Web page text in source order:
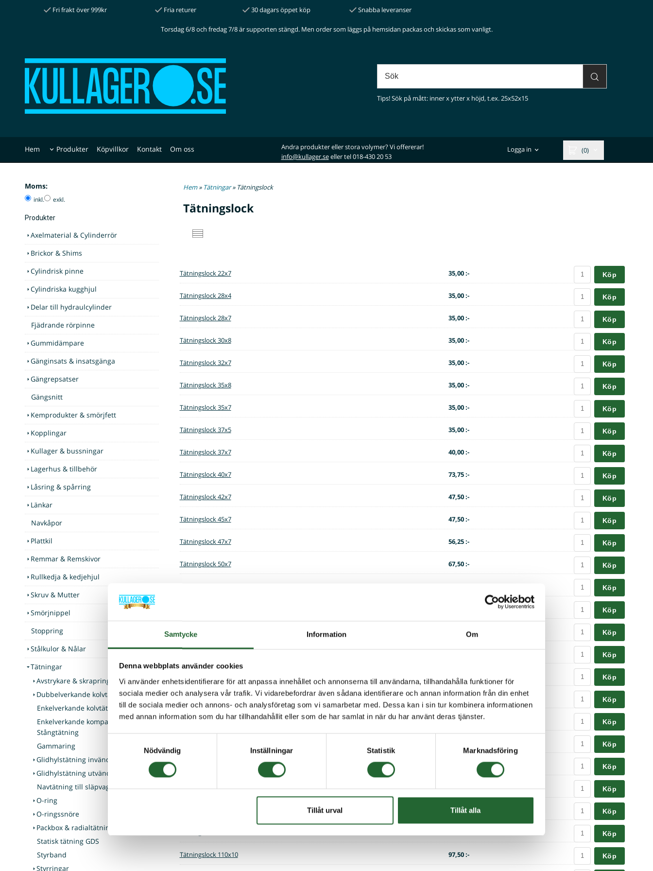
Samtycke Information Om
Denna webbplats använder cookies
Vi använder enhetsidentifierare för att anpassa innehållet och annonserna till användarna, tillhandahålla funktioner för
sociala medier och analysera vår trafik. Vi vidarebefordrar även sådana identifierare och annan information från din enhet
till de sociala medier och annons- och analysföretag som vi samarbetar med. Dessa kan i sin tur kombinera informationen
med annan information som du har tillhandahållit eller som de har samlat in när du har använt deras tjänster.
Nödvändig
Inställningar Statistik Marknadsföring
Tillåt urval Tillåt alla
Fri frakt över 999kr Fria returer 30 dagars öppet köp Snabba leveranser
Torsdag 6/8 och fredag 7/8 är supporten stängd. Men order som läggs på hemsidan packas och skickas som vanligt.
Tips! Sök på mått: inner x ytter x höjd, t.ex. 25x52x15
Hem Produkter Köpvillkor Kontakt Om oss
Andra produkter eller stora volymer? Vi offererar!
info@kullager.seeller tel 018-430 20 53
Logga in (0)
Moms:
inkl. exkl.
Produkter
Axelmaterial & Cylinderrör
Brickor & Shims
Cylindrisk pinne
Cylindriska kugghjul
Delar till hydraulcylinder
Fjädrande rörpinne
Gummidämpare
Gänginsats & insatsgänga
Gängrepsatser
Gängsnitt
Kemprodukter & smörjfett
Kopplingar
Kullager & bussningar
Lagerhus & tillbehör
Låsring & spårring
Länkar
Navkåpor
Plattkil
Remmar & Remskivor
Rullkedja & kedjehjul
Skruv & Mutter
Smörjnippel
Stoppring
Stålkulor & Nålar
Tätningar
Avstrykare & skrapring
Dubbelverkande kolvtätning
Enkelverkande kolvtätning
Enkelverkande kompakttätning -
Stångtätning
Gammaring
Glidhylstätning invändig
Glidhylstätning utvändig
Navtätning till släpvagn & båttrailer
O-ring
O-ringssnöre
Packbox & radialtätning
Statisk tätning GDS
Styrband
Styrringar
Hem» Tätningar» Tätningslock
Tätningslock
Tätningslock 22x7 35,00 :- Köp
Tätningslock 28x4 35,00 :- Köp
Tätningslock 28x7 35,00 :- Köp
Tätningslock 30x8 35,00 :- Köp
Tätningslock 32x7 35,00 :- Köp
Tätningslock 35x8 35,00 :- Köp
Tätningslock 35x7 35,00 :- Köp
Tätningslock 37x5 35,00 :- Köp
Tätningslock 37x7 40,00 :- Köp
Tätningslock 40x7 73,75 :- Köp
Tätningslock 42x7 47,50 :- Köp
Tätningslock 45x7 47,50 :- Köp
Tätningslock 47x7 56,25 :- Köp
Tätningslock 50x7 67,50 :- Köp
Köp
Köp
Tätningslock 60x7 50,00 :- Köp
Köp
Köp
Tätningslock 68x8 55,00 :- Köp
Tätningslock 72x7 75,00 :- Köp
Köp
Köp
Tätningslock 75x7 65,00 :- Köp
67,50 :- Köp
Köp
Tätningslock 110x10 97,50 :- Köp